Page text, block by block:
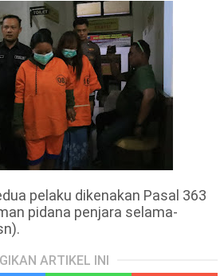
pelaku dikenakan Pasal 363
pidana penjara selama-
ARTIKEL INI